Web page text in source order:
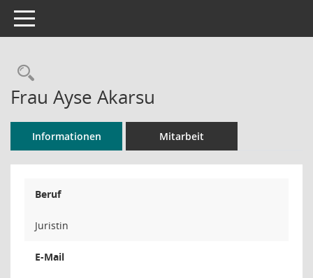
Toggle navigation
Rechercheauswahl
Frau Ayse Akarsu
Informationen Mitarbeit
Beruf
Juristin
E-Mail